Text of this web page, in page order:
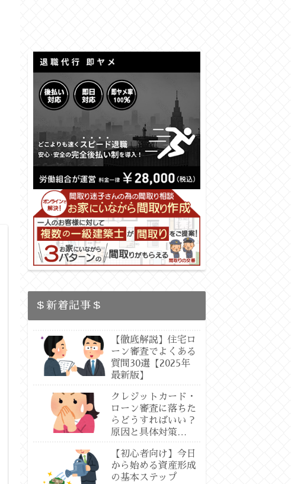
＄新着記事＄
【徹底解説】住宅ロ
ーン審査でよくある
質問30選【2025年
最新版】
クレジットカード・
ローン審査に落ちた
らどうすればいい？
原因と具体対策
門徹底解説】
【初心者向け】今日
から始める資産形成
の基本ステップ